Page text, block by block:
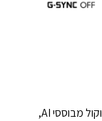
עם תמונה וקול מבוססי AI,